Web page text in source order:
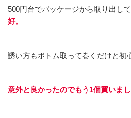
500円台でパッケージから取り出し
好。
誘い方もボトム取って巻くだけと初
意外と良かったのでもう1個買いまし